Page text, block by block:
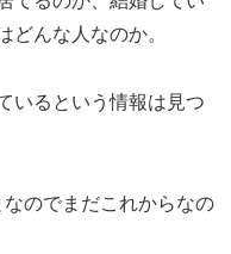
どんな人なのか。
いるという情報は見つ
のでまだこれからなの